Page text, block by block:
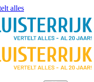
alles